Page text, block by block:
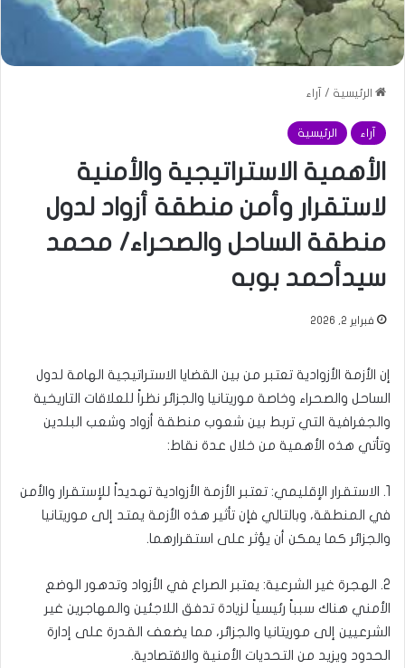
الرئيسية / آراء
آراء الرئيسية
الأهمية الاستراتيجية والأمنية
لاستقرار وأمن منطقة أزواد لدول
منطقة الساحل والصحراء/ محمد
سيدأحمد بوبه
فبراير 2, 2026
إن الأزمة الأزوادية تعتبر من بين القضايا الاستراتيجية الهامة لدول
الساحل والصحراء وخاصة موريتانيا والجزائر نظراً للعلاقات التاريخية
والجغرافية التي تربط بين شعوب منطقة أزواد وشعب البلدين
وتأتي هذه الأهمية من خلال عدة نقاط:
1. الاستقرار الإقليمي: تعتبر الأزمة الأزوادية تهديداً للإستقرار والأمن
في المنطقة، وبالتالي فإن تأثير هذه الأزمة يمتد إلى موريتانيا
والجزائر كما يمكن أن يؤثر على استقرارهما.
2. الهجرة غير الشرعية: يعتبر الصراع في الأزواد وتدهور الوضع
الأمني هناك سبباً رئيسياً لزيادة تدفق اللاجئين والمهاجرين غير
الشرعيين إلى موريتانيا والجزائر، مما يضعف القدرة على إدارة
الحدود ويزيد من التحديات الأمنية والاقتصادية.